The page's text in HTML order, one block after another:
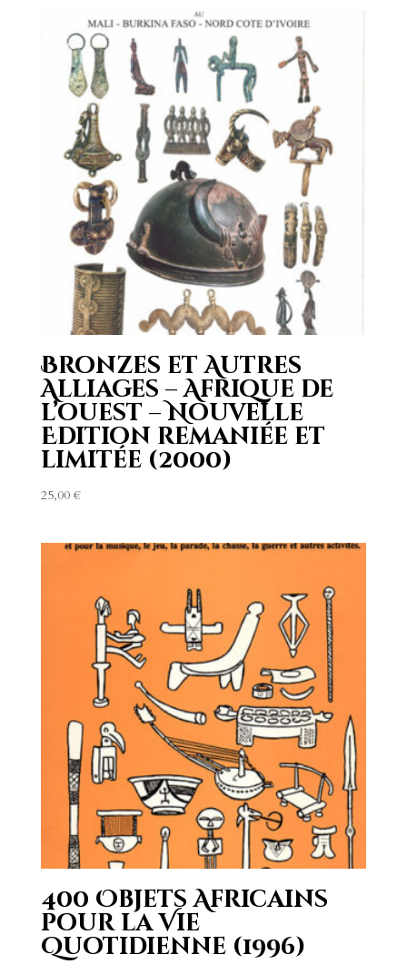
Bronzes et Autres
Alliages – Afrique de
l’ouest – Nouvelle
Edition remaniée et
limitée (2000)
25,00 €
400 Objets Africains
pour la Vie
Quotidienne (1996)